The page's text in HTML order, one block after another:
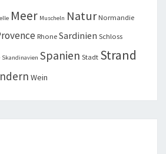
Meer Muscheln Natur Normandie
Rhone Sardinien Schloss
Skandinavien Spanien Stadt Strand
Wein